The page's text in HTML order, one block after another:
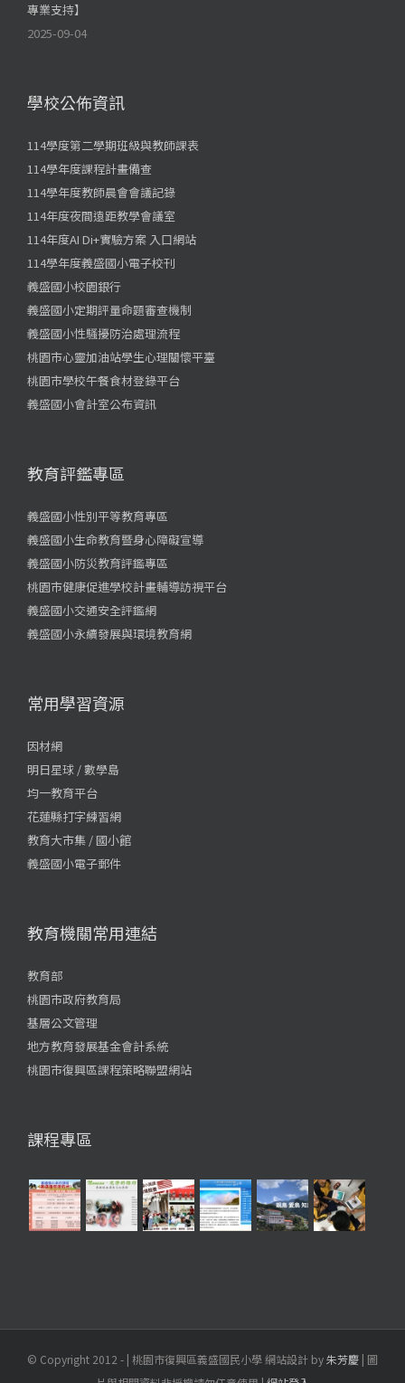
專業支持】
2025-09-04
學校公佈資訊
114學度第二學期班級與教師課表
114學年度課程計畫備查
114學年度教師晨會會議記錄
114年度夜間遠距教學會議室
114年度AI Di+實驗方案 入口網站
114學年度義盛國小電子校刊
義盛國小校園銀行
義盛國小定期評量命題審查機制
義盛國小性騷擾防治處理流程
桃園市心靈加油站學生心理關懷平臺
桃園市學校午餐食材登錄平台
義盛國小會計室公布資訊
教育評鑑專區
義盛國小性別平等教育專區
義盛國小生命教育暨身心障礙宣導
義盛國小防災教育評鑑專區
桃園市健康促進學校計畫輔導訪視平台
義盛國小交通安全評鑑網
義盛國小永續發展與環境教育網
常用學習資源
因材網
明日星球 / 數學島
均一教育平台
花蓮縣打字練習網
教育大市集 / 國小館
義盛國小電子郵件
教育機關常用連結
教育部
桃園市政府教育局
基層公文管理
地方教育發展基金會計系統
桃園市復興區課程策略聯盟網站
課程專區
© Copyright 2012 - | 桃園市復興區義盛國民小學 網站設計 by朱芳慶 | 圖